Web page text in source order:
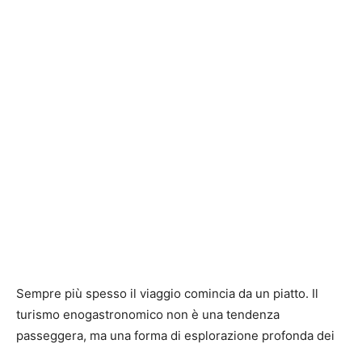
Sempre più spesso il viaggio comincia da un piatto. Il
turismo enogastronomico non è una tendenza
passeggera, ma una forma di esplorazione profonda dei